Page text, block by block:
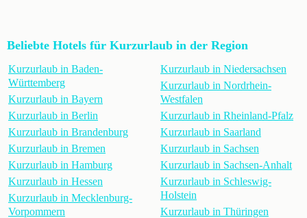
Beliebte Hotels für Kurzurlaub in der Region
Kurzurlaub in Baden-
Württemberg
Kurzurlaub in Bayern
Kurzurlaub in Berlin
Kurzurlaub in Brandenburg
Kurzurlaub in Bremen
Kurzurlaub in Hamburg
Kurzurlaub in Hessen
Kurzurlaub in Mecklenburg-
Vorpommern
Kurzurlaub in Niedersachsen
Kurzurlaub in Nordrhein-
Westfalen
Kurzurlaub in Rheinland-Pfalz
Kurzurlaub in Saarland
Kurzurlaub in Sachsen
Kurzurlaub in Sachsen-Anhalt
Kurzurlaub in Schleswig-
Holstein
Kurzurlaub in Thüringen